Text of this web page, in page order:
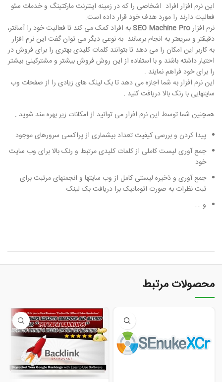
این نرم افزار افراد اشخاصی را که در زمینه اینترنت مارکتینگ و خدمات سئو
فعالیت دارند را مورد هدف خود قرار داده است.
نرم افزارSEO Machine Proبه افراد کمک می کند تا فعالیت خود را آسانتر،
دقیقتر و سریعتر به انجام برسانند. به نوعی دیگر می توان گفت این نرم افزار
به کاربر این امکان را می دهد تا بتوانند کلمات کلیدی بهتری را برای فروش در
احتیار داشته باشند و با استفاده از این روش فروش بیشتر و مشترکینی بیشتر
را برای خود فراهم نمایند .
این نرم افزار به شما اجازه می دهد تا بک لینک های زیادی را از صفحات وب
سایتهایی با رنک بالا دریافت کنید .
همچنین شما توسط این نرم افزار می توانید از امکانات زیر بهره مند شوید :
پیدا کردن و بررسی کیفیت تعداد بیشماری از پراکسی سرورهای موجود
جمع آوری لیست کاملی از کلمات کلیدی مرتبط و رنک بالا برای وب سایت
خود
جمع آوری و ذخیره لیستی کامل از وب سایتها و انجمنهای مرتبت برای
ثبت نظرات به صورت اتوماتیک برا دریافت بک لینک
و ….
محصولات مرتبط